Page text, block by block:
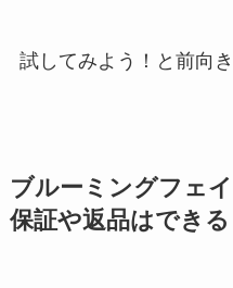
試してみよう！と前向
ブルーミングフェ
保証や返品はできる